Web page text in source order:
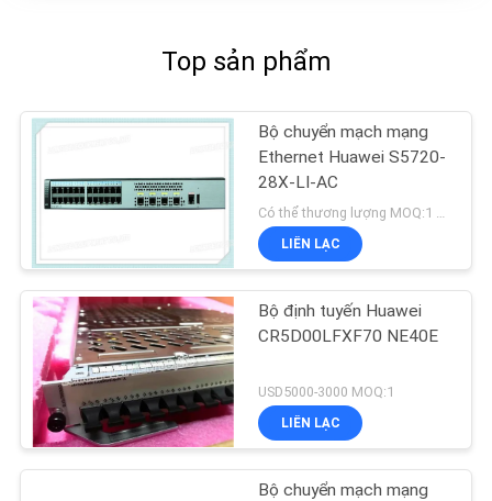
Top sản phẩm
Bộ chuyển mạch mạng
Ethernet Huawei S5720-
28X-LI-AC
Có thể thương lượng MOQ:1 đơn vị
LIÊN LẠC
Bộ định tuyến Huawei
CR5D00LFXF70 NE40E
USD5000-3000 MOQ:1
LIÊN LẠC
Bộ chuyển mạch mạng